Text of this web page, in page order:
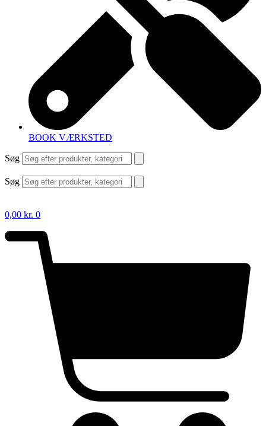
BOOK VÆRKSTED
Søg
Søg
0,00 kr. 0